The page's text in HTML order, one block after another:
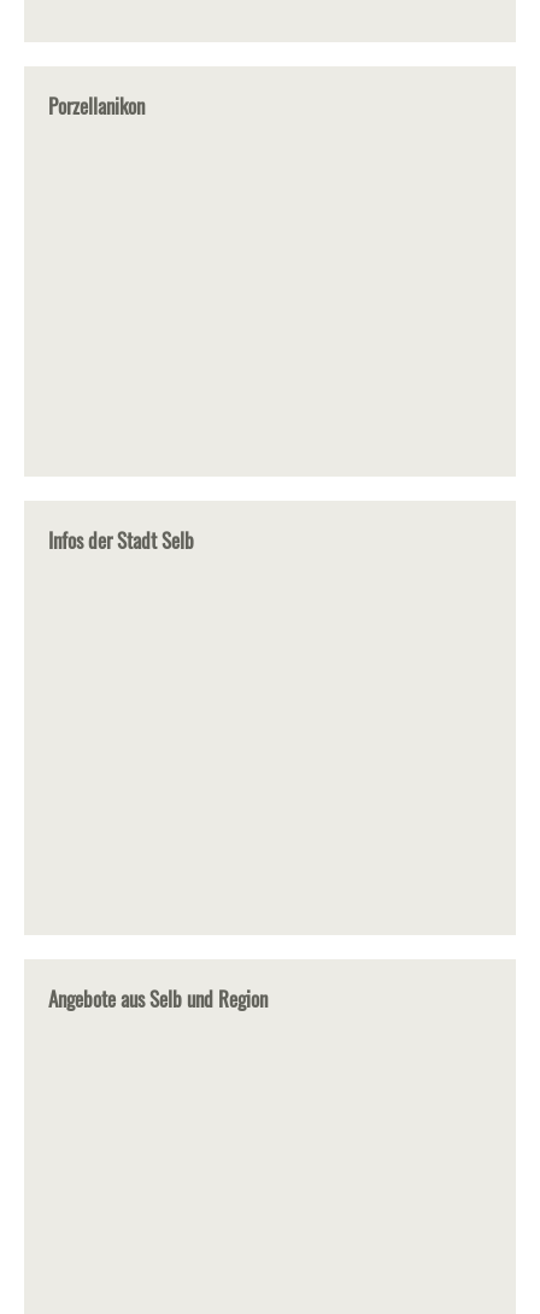
Porzellanikon
Infos der Stadt Selb
Angebote aus Selb und Region